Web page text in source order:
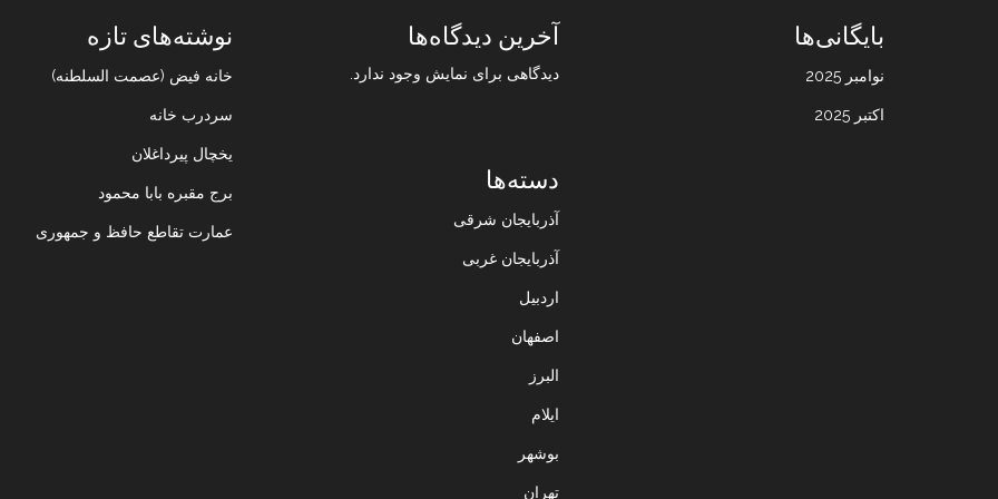
نوشته‌های تازه
خانه فیض (عصمت السلطنه)
سردرب خانه
یخچال پیرداغلان
برج مقبره بابا محمود
عمارت تقاطع حافظ و جمهوری
آخرین دیدگاه‌ها
دیدگاهی برای نمایش وجود ندارد.
بایگانی‌ها
نوامبر 2025
اکتبر 2025
دسته‌ها
آذربایجان شرقی
آذربایجان غربی
اردبیل
اصفهان
البرز
ایلام
بوشهر
تهران